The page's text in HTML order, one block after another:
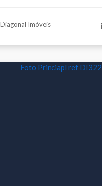
Diagonal Imóveis